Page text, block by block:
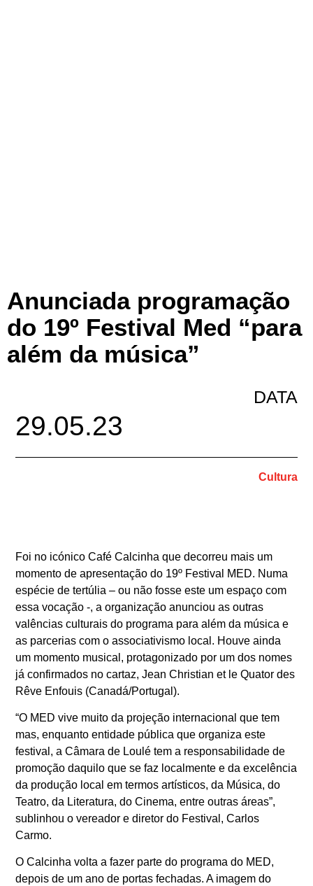
Anunciada programação
do 19º Festival Med “para
além da música”
DATA
29.05.23
Cultura
Foi no icónico Café Calcinha que decorreu mais um
momento de apresentação do 19º Festival MED. Numa
espécie de tertúlia – ou não fosse este um espaço com
essa vocação -, a organização anunciou as outras
valências culturais do programa para além da música e
as parcerias com o associativismo local. Houve ainda
um momento musical, protagonizado por um dos nomes
já confirmados no cartaz, Jean Christian et le Quator des
Rêve Enfouis (Canadá/Portugal).
“O MED vive muito da projeção internacional que tem
mas, enquanto entidade pública que organiza este
festival, a Câmara de Loulé tem a responsabilidade de
promoção daquilo que se faz localmente e da excelência
da produção local em termos artísticos, da Música, do
Teatro, da Literatura, do Cinema, entre outras áreas”,
sublinhou o vereador e diretor do Festival, Carlos
Carmo.
O Calcinha volta a fazer parte do programa do MED,
depois de um ano de portas fechadas. A imagem do